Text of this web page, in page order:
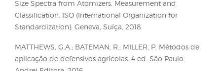
a pulverização.
5. Considerações
A qualidade e a segurança das aplicações de